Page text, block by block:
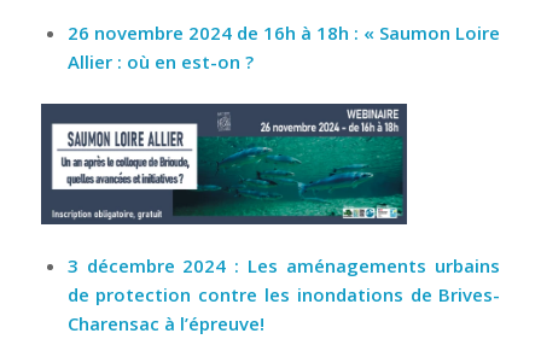
26 novembre 2024 de 16h à 18h : « Saumon Loire
Allier : où en est-on ?
3 décembre 2024 : Les aménagements urbains
de protection contre les inondations de Brives-
Charensac à l’épreuve!